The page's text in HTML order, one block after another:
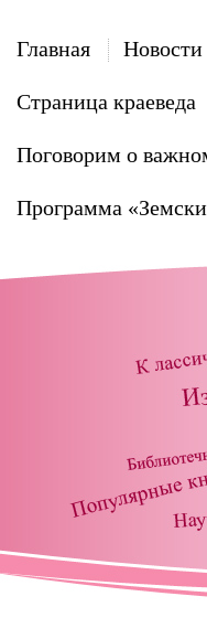
Главная Новости
Страница краеведа
Поговорим о
Программа